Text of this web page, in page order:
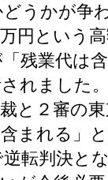
うかが争
円という
残業代は
れました。
と２審の
まれる」
転判決と